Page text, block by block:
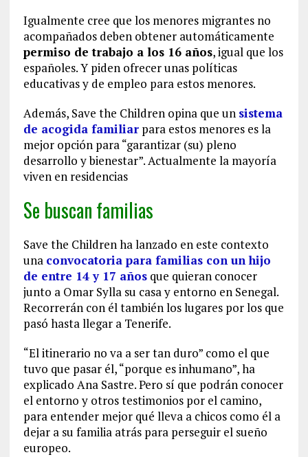
Igualmente cree que los menores migrantes no
acompañados deben obtener automáticamente
permiso de trabajo a los 16 años, igual que los
españoles. Y piden ofrecer unas políticas
educativas y de empleo para estos menores.
Además, Save the Children opina que un sistema
de acogida familiarpara estos menores es la
mejor opción para “garantizar (su) pleno
desarrollo y bienestar”. Actualmente la mayoría
viven en residencias
Se buscan familias
Save the Children ha lanzado en este contexto
una convocatoria para familias con un hijo
de entre 14 y 17 añosque quieran conocer
junto a Omar Sylla su casa y entorno en Senegal.
Recorrerán con él también los lugares por los que
pasó hasta llegar a Tenerife.
“El itinerario no va a ser tan duro” como el que
tuvo que pasar él, “porque es inhumano”, ha
explicado Ana Sastre. Pero sí que podrán conocer
el entorno y otros testimonios por el camino,
para entender mejor qué lleva a chicos como él a
dejar a su familia atrás para perseguir el sueño
europeo.